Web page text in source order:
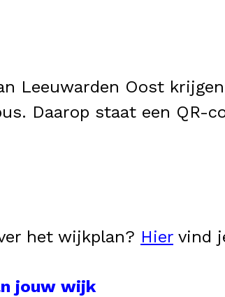
Leeuwarden Oost
Daarop staat een QR-
het wijkplan? Hier vind
jouw wijk